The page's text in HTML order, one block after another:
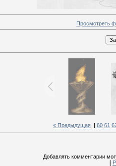
Просмотреть
« Предыдущая 60 61
Добавлять комментарии
[